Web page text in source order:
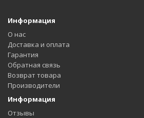
Информация
О нас
Доставка и оплата
Гарантия
Обратная связь
Возврат товара
Производители
Информация
Отзывы